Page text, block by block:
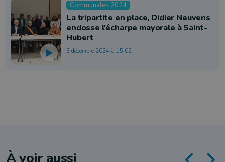
Communales 2024
La tripartite en place, Didier Neuvens
endosse l'écharpe mayorale à Saint-
Hubert
3 décembre 2024 à 15:02
À voir aussi